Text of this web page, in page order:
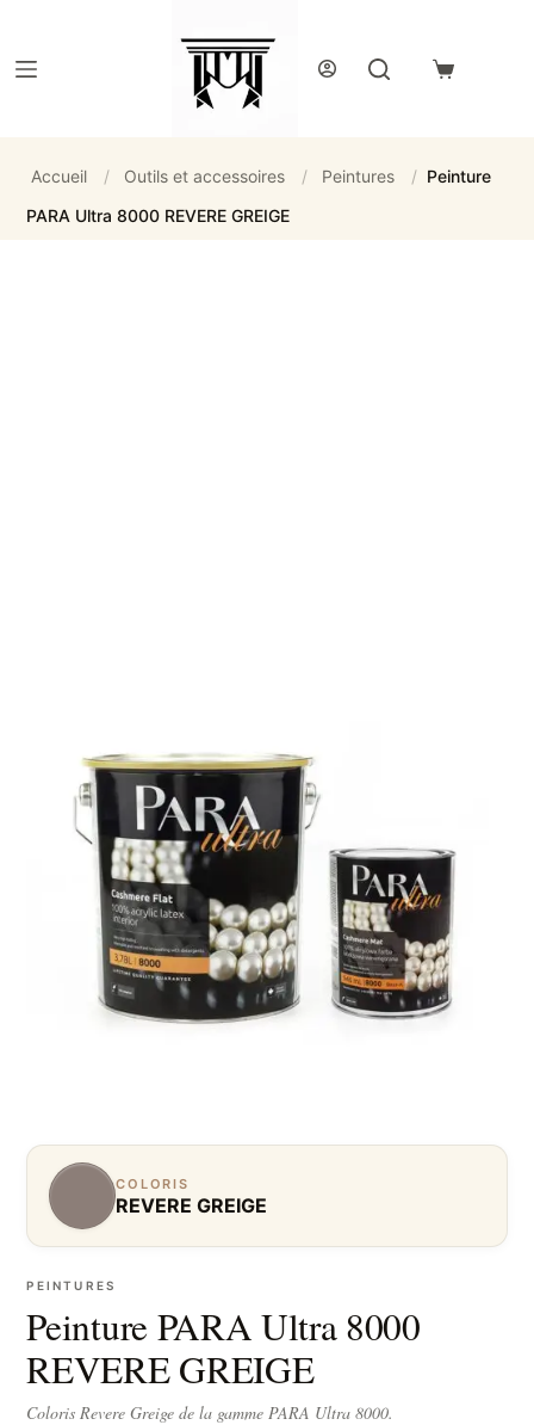
Panier
Accueil / Outils et accessoires / Peintures / Peinture
PARA Ultra 8000 REVERE GREIGE
COLORIS
REVERE GREIGE
PEINTURES
Peinture PARA Ultra 8000
REVERE GREIGE
Coloris Revere Greige de la gamme PARA Ultra 8000.